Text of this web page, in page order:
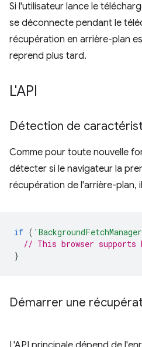
Si l'utilisateur lance le
se déconnecte pendant le
récupération en arrière-plan
reprend plus tard.
L'API
Détection de
Comme pour toute nouvelle
détecter si le navigateur la
récupération de l'arrière-plan,
if (
// This browser supports
}
Démarrer une